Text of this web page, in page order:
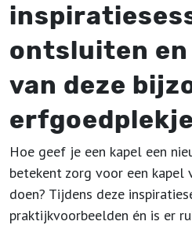
ontsluiten en
van deze
Hoe geef je een kapel een
betekent zorg voor een kapel
doen? Tijdens deze
praktijkvoorbeelden én is er